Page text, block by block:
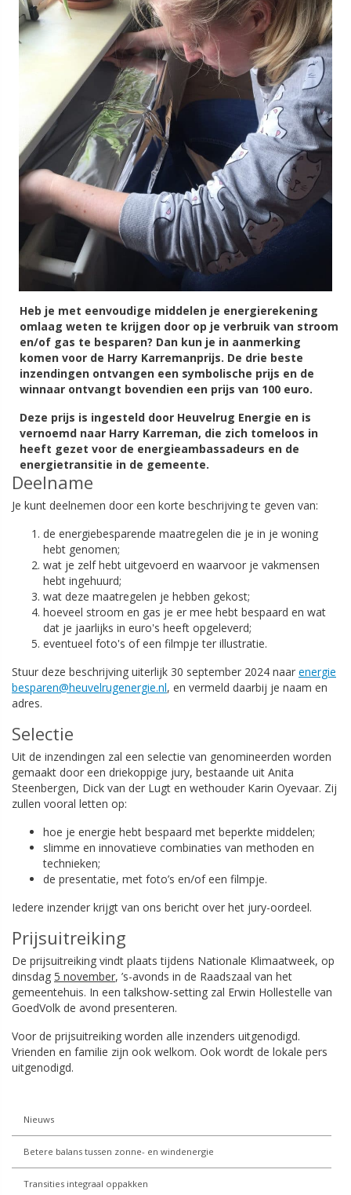
Nieuws
Betere balans tussen zonne- en windenergie
Transities integraal oppakken
Heb je met eenvoudige middelen je energierekening
omlaag weten te krijgen door op je verbruik van stroom
en/of gas te besparen? Dan kun je in aanmerking
komen voor de Harry Karremanprijs. De drie beste
inzendingen ontvangen een symbolische prijs en de
winnaar ontvangt bovendien een prijs van 100 euro.
Deze prijs is ingesteld door Heuvelrug Energie en is
vernoemd naar Harry Karreman, die zich tomeloos in
heeft gezet voor de energieambassadeurs en de
energietransitie in de gemeente.
Deelname
Je kunt deelnemen door een korte beschrijving te geven van:
de energiebesparende maatregelen die je in je woning
hebt genomen;
wat je zelf hebt uitgevoerd en waarvoor je vakmensen
hebt ingehuurd;
wat deze maatregelen je hebben gekost;
hoeveel stroom en gas je er mee hebt bespaard en wat
dat je jaarlijks in euro's heeft opgeleverd;
eventueel foto's of een filmpje ter illustratie.
Stuur deze beschrijving uiterlijk 30 september 2024 naar energie
besparen@heuvelrugenergie.nl, en vermeld daarbij je naam en
adres.
Selectie
Uit de inzendingen zal een selectie van genomineerden worden
gemaakt door een driekoppige jury, bestaande uit Anita
Steenbergen, Dick van der Lugt en wethouder Karin Oyevaar. Zij
zullen vooral letten op:
hoe je energie hebt bespaard met beperkte middelen;
slimme en innovatieve combinaties van methoden en
technieken;
de presentatie, met foto’s en/of een filmpje.
Iedere inzender krijgt van ons bericht over het jury-oordeel.
Prijsuitreiking
De prijsuitreiking vindt plaats tijdens Nationale Klimaatweek, op
dinsdag 5 november, ’s-avonds in de Raadszaal van het
gemeentehuis. In een talkshow-setting zal Erwin Hollestelle van
GoedVolk de avond presenteren.
Voor de prijsuitreiking worden alle inzenders uitgenodigd.
Vrienden en familie zijn ook welkom. Ook wordt de lokale pers
uitgenodigd.